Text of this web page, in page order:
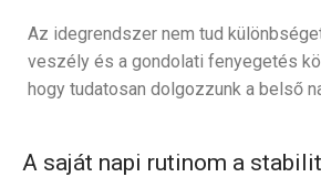
Az idegrendszer nem tud
veszély és a gondolati fenyegetés
hogy tudatosan dolgozzunk a belső
A saját napi rutinom a